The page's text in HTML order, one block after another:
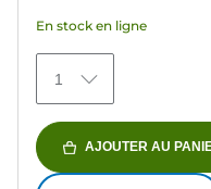
151
avis
En stock en ligne
1
AJOUTER AU